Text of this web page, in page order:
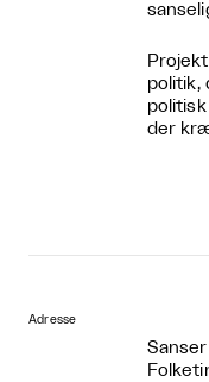
politik,
der
Adresse